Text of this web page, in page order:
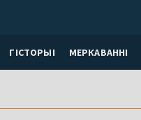
ГІСТОРЫІ МЕРКАВАННI